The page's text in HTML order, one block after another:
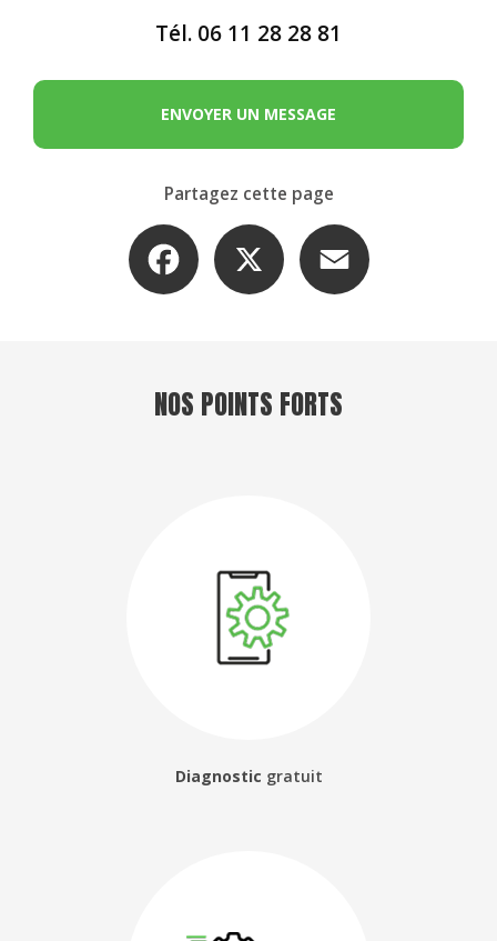
Tél. 06 11 28 28 81
ENVOYER UN MESSAGE
Partagez cette page
Facebook
NOS POINTS FORTS
Diagnostic gratuit